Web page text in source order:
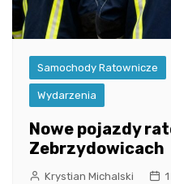
Samochody Ratownicze
Wydarzenia
Nowe pojazdy
Zebrzydowicach
Krystian Michalski